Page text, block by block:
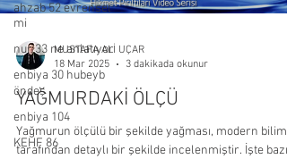
ahzab 52 evrensel
mi
nur 33 ne anlatıyor
enbiya 30 hubeyb
öndeş
enbiya 104
KEHF 86
MUSTAFA ALİ UÇAR
18 Mar 2025
3 dakikada okunur
YAĞMURDAKİ ÖLÇÜ
Yağmurun ölçülü bir şekilde yağması, modern bilim
tarafından detaylı bir şekilde incelenmiştir. İşte bazı